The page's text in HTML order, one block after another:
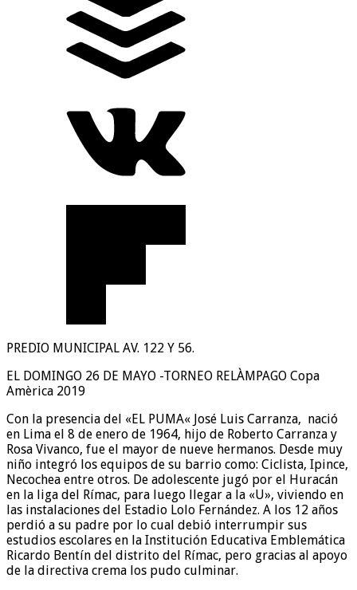
PREDIO MUNICIPAL AV. 122 Y 56.
EL DOMINGO 26 DE MAYO -TORNEO RELÀMPAGO Copa
Amèrica 2019
Con la presencia del «EL PUMA« José Luis Carranza, nació
en Lima el 8 de enero de 1964, hijo de Roberto Carranza y
Rosa Vivanco, fue el mayor de nueve hermanos. Desde muy
niño integró los equipos de su barrio como: Ciclista, Ipince,
Necochea entre otros. De adolescente jugó por el Huracán
en la liga del Rímac, para luego llegar a la «U», viviendo en
las instalaciones del Estadio Lolo Fernández. A los 12 años
perdió a su padre por lo cual debió interrumpir sus
estudios escolares en la Institución Educativa Emblemática
Ricardo Bentín del distrito del Rímac, pero gracias al apoyo
de la directiva crema los pudo culminar.